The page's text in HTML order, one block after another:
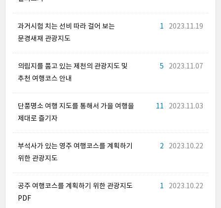
과거시험 치는 선비 따라 걸어 보는
문경새재 관광지도
1 2023.11.19
의림지를 품고 있는 제천의 관광지도 및
추천 여행코스 안내
5 2023.11.07
단풍명소 여행 지도를 통해서 가을 여행을
제대로 즐기자
11 2023.11.03
부석사가 있는 영주 여행코스를 계획하기
위한 관광지도
2 2023.10.22
공주 여행코스를 계획하기 위한 관광지도
PDF
1 2023.10.22